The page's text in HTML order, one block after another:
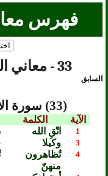
فهرس
33 - معاني الكلمات سورة الأحزاب
السابق
(33) سورة الأحزاب - مدنيّة (آياتها 73)
الآية الكلمة
1 اتّقِ الله
3 وكيلا
4
تُظاهرون
منهنّ